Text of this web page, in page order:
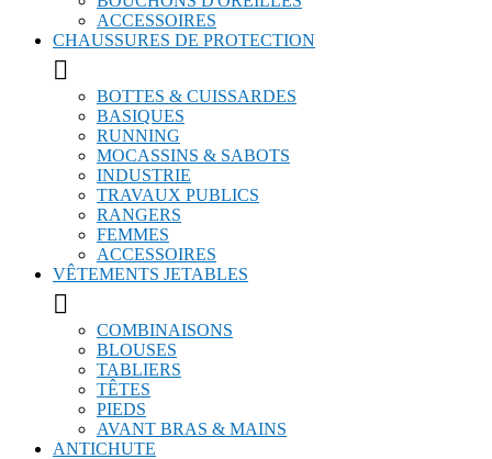
ACCESSOIRES
CHAUSSURES DE PROTECTION

BOTTES & CUISSARDES
BASIQUES
RUNNING
MOCASSINS & SABOTS
INDUSTRIE
TRAVAUX PUBLICS
RANGERS
FEMMES
ACCESSOIRES
VÊTEMENTS JETABLES

COMBINAISONS
BLOUSES
TABLIERS
TÊTES
PIEDS
AVANT BRAS & MAINS
ANTICHUTE